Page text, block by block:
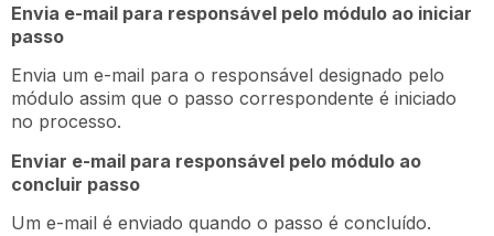
Envia e-mail para responsável pelo módulo ao iniciar
passo
Envia um e-mail para o responsável designado pelo
módulo assim que o passo correspondente é iniciado
no processo.
Enviar e-mail para responsável pelo módulo ao
concluir passo
Um e-mail é enviado quando o passo é concluído.